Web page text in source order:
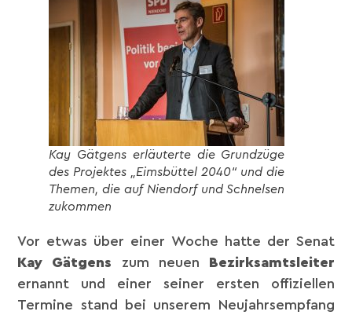
Kay Gätgens erläuterte die Grundzüge
des Projektes „Eimsbüttel 2040“ und die
Themen, die auf Niendorf und Schnelsen
zukommen
Vor etwas über einer Woche hatte der Senat
Kay Gätgens zum neuen
Bezirksamtsleiter
ernannt und einer seiner ersten offiziellen
Termine stand bei unserem Neujahrsempfang